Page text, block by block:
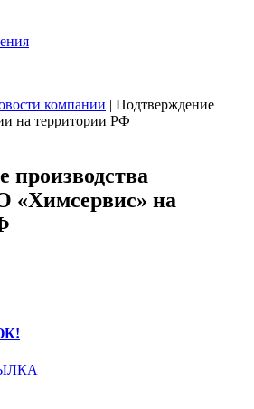
компании | Подтверждение
на территории РФ
производства
«Химсервис» на